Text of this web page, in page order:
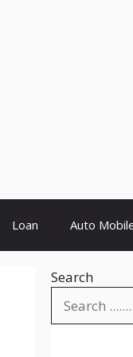
Loan Auto
Search